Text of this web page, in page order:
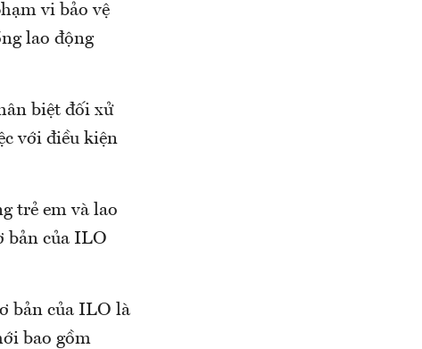
vi bảo vệ
lao động
biệt đối xử
với điều kiện
trẻ em và lao
bản của ILO
bản của ILO là
bao gồm